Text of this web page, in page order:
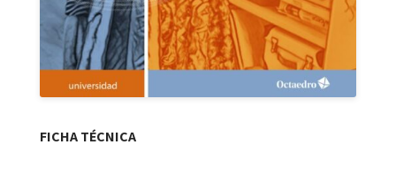
FICHA TÉCNICA